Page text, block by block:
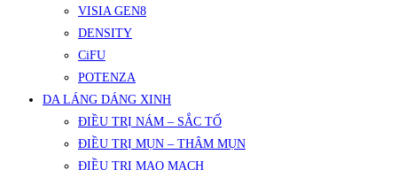
VISIA GEN8
DENSITY
CiFU
POTENZA
DA LÁNG DÁNG XINH
ĐIỀU TRỊ NÁM – SẮC TỐ
ĐIỀU TRỊ MỤN – THÂM MỤN
ĐIỀU TRỊ MAO MẠCH